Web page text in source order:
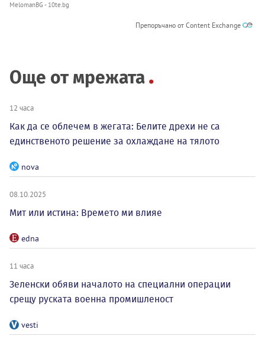
MelomanBG - 10te.bg
Препоръчано от Content Exchange
Още от мрежата
12 часа
Как да се облечем в жегата: Белите дрехи не са
единственото решение за охлаждане на тялото
nova
08.10.2025
Мит или истина: Времето ми влияе
edna
11 часа
Зеленски обяви началото на специални операции
срещу руската военна промишленост
vesti